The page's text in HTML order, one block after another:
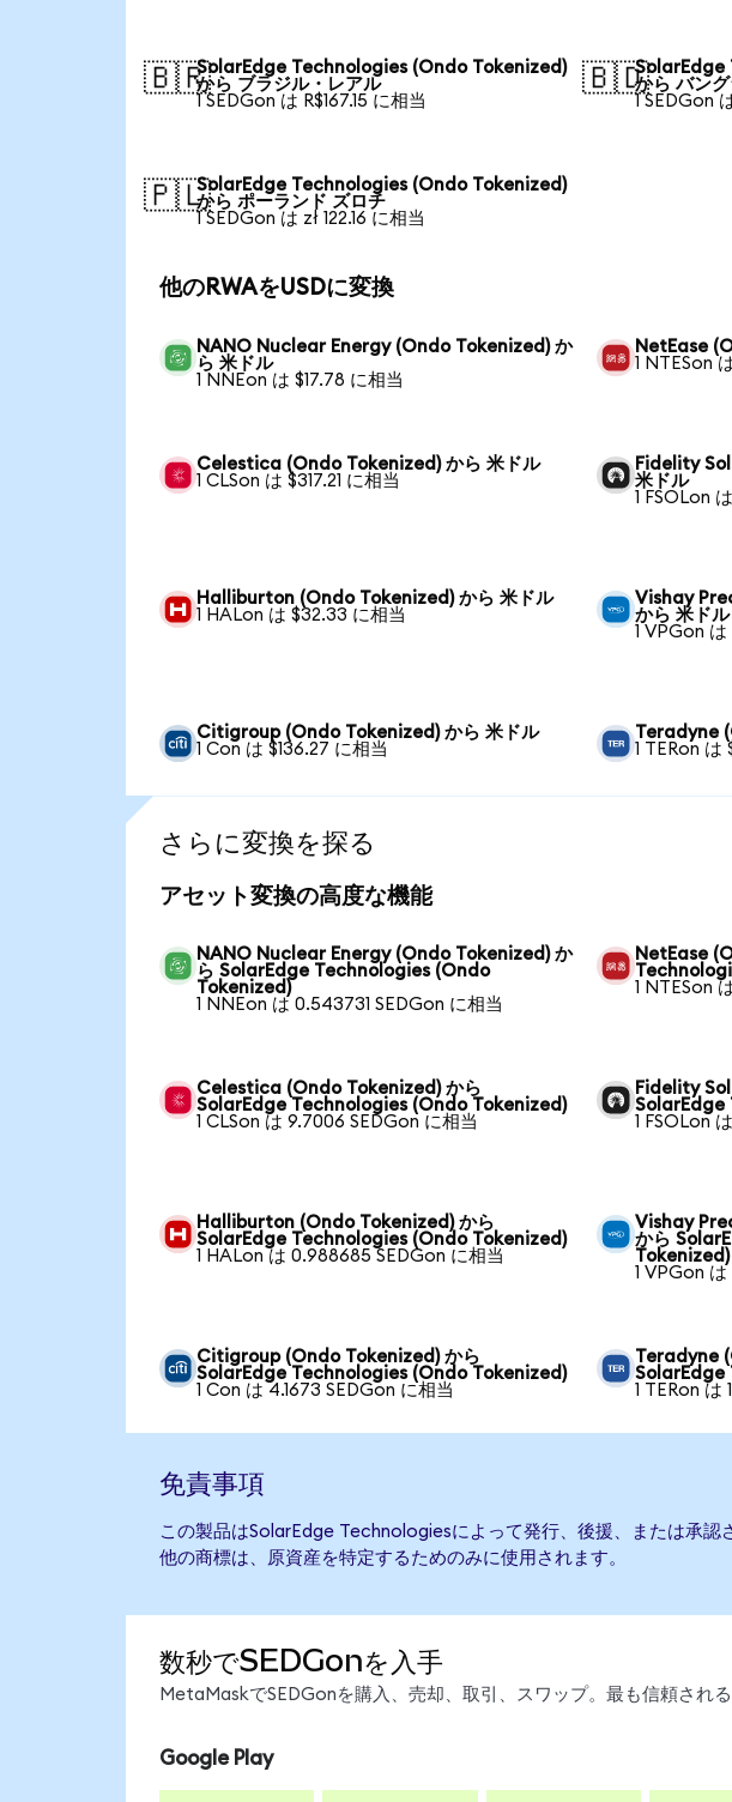
🇧🇷SolarEdge Technologies (Ondo Tokenized)
から ブラジル・レアル
1 SEDGon は R$167.15 に相当
🇧🇩SolarEdge
から バン
1 SEDGon
🇵🇱SolarEdge Technologies (Ondo Tokenized)
から ポーランド ズロチ
1 SEDGon は zł 122.16 に相当
他のRWAをUSDに変換
NANO Nuclear Energy (Ondo Tokenized) か
ら 米ドル
1 NNEon は $17.78 に相当
NetEase
1 NTESon
Celestica (Ondo Tokenized) から 米ドル
1 CLSon は $317.21 に相当
Fidelity
米ドル
1 FSOLon
Halliburton (Ondo Tokenized) から 米ドル
1 HALon は $32.33 に相当
Vishay
から 米ドル
1 VPGon
Citigroup (Ondo Tokenized) から 米ドル
1 Con は $136.27 に相当
Teradyne
1 TERon は
さらに変換を探る
アセット変換の高度な機能
NANO Nuclear Energy (Ondo Tokenized) か
ら SolarEdge Technologies (Ondo
Tokenized)
1 NNEon は 0.543731 SEDGon に相当
NetEase
1 NTESon
Celestica (Ondo Tokenized) から
SolarEdge Technologies (Ondo Tokenized)
1 CLSon は 9.7006 SEDGon に相当
Fidelity
SolarEdge
1 FSOLon
Halliburton (Ondo Tokenized) から
SolarEdge Technologies (Ondo Tokenized)
1 HALon は 0.988685 SEDGon に相当
Vishay
から
Tokenized)
1 VPGon
Citigroup (Ondo Tokenized) から
SolarEdge Technologies (Ondo Tokenized)
1 Con は 4.1673 SEDGon に相当
Teradyne
SolarEdge
1 TERon は
免責事項
この製品はSolarEdge Technologiesによって発行、後援、または承
他の商標は、原資産を特定するためのみに使用されます。
数秒でSEDGonを入手
MetaMaskでSEDGonを購入、売却、取引、スワップ。最も信頼される
Google Play